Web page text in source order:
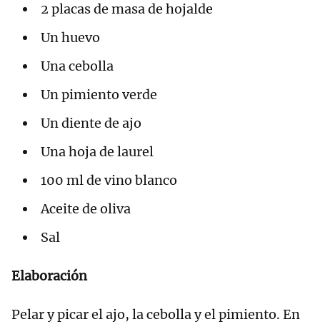
2 placas de masa de hojalde
Un huevo
Una cebolla
Un pimiento verde
Un diente de ajo
Una hoja de laurel
100 ml de vino blanco
Aceite de oliva
Sal
Elaboración
Pelar y picar el ajo, la cebolla y el pimiento. En